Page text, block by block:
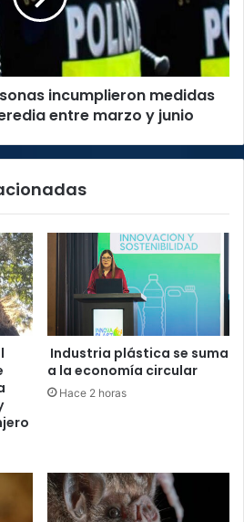
incumplieron medidas
entre marzo y junio
Industria plástica se suma
a la economía circular
Hace 2 horas